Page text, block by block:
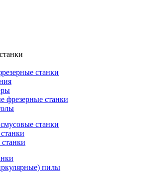
станки
фрезерные станки
станки
пилы